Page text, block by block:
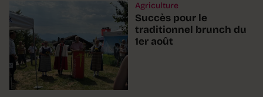
Agriculture
Succès pour le
traditionnel brunch du
1er août